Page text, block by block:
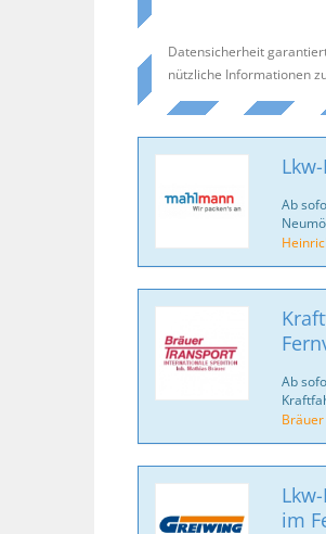
Datensicherheit
nützliche Informationen
Ab
Ab
im